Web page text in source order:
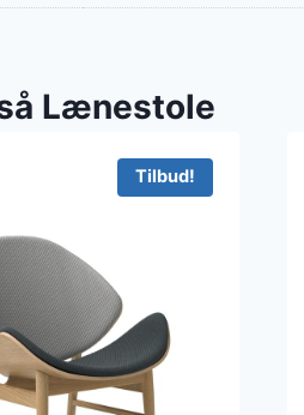
Lænestole
Tilbud!